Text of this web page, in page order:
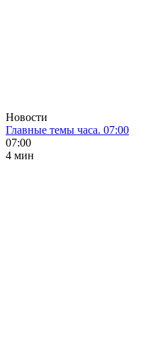
Новости
Главные темы часа. 07:00
07:00
4 мин